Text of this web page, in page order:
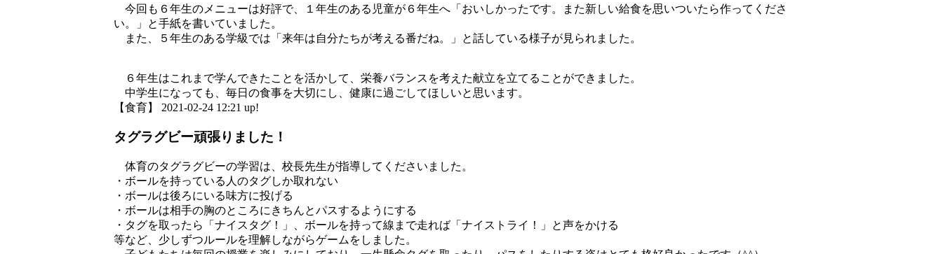
今回も６年生のメニューは好評で、１年生のある児童が６年生へ「おいしかったです。また新しい給食を思いついたら作ってくださ
い。」と手紙を書いていました。
また、５年生のある学級では「来年は自分たちが考える番だね。」と話している様子が見られました。
６年生はこれまで学んできたことを活かして、栄養バランスを考えた献立を立てることができました。
中学生になっても、毎日の食事を大切にし、健康に過ごしてほしいと思います。
【食育】 2021-02-24 12:21 up!
タグラグビー頑張りました！
体育のタグラグビーの学習は、校長先生が指導してくださいました。
・ボールを持っている人のタグしか取れない
・ボールは後ろにいる味方に投げる
・ボールは相手の胸のところにきちんとパスするようにする
・タグを取ったら「ナイスタグ！」、ボールを持って線まで走れば「ナイストライ！」と声をかける
等など、少しずつルールを理解しながらゲームをしました。